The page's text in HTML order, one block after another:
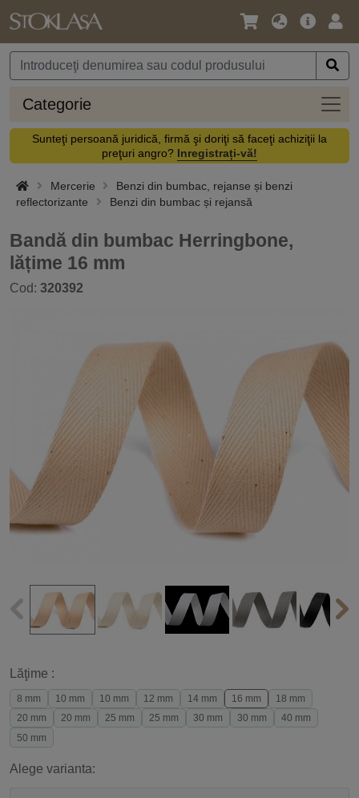
Limbă
Monedă
Meniul
Categorie
Sunteţi persoană juridică, firmă şi doriţi să faceţi achiziţii la
preţuri angro? Inregistrați-vă!
Mercerie
Benzi din bumbac, rejanse și benzi
reflectorizante
Benzi din bumbac și rejansă
Bandă din bumbac Herringbone,
lățime 16 mm
Cod: 320392
Lăţime :
8 mm 10 mm 10 mm 12 mm 14 mm 16 mm
18 mm
20 mm
20 mm 25 mm 25 mm 30 mm 30 mm
40 mm
50 mm
Alege varianta: